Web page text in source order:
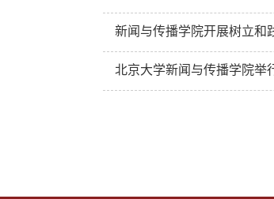
新闻与传播学院开展树立和
北京大学新闻与传播学院举